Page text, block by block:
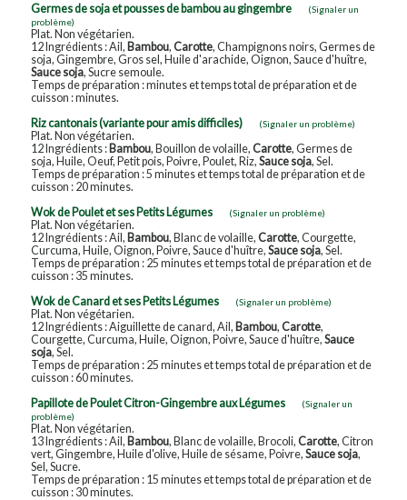
Germes de soja et pousses de bambou au gingembre
(Signaler un
problème)
Plat. Non végétarien.
12 Ingrédients : Ail, Bambou, Carotte, Champignons noirs, Germes de
soja, Gingembre, Gros sel, Huile d'arachide, Oignon, Sauce d'huître,
Sauce soja, Sucre semoule.
Temps de préparation : minutes et temps total de préparation et de
cuisson : minutes.
Riz cantonais (variante pour amis difficiles)
(Signaler un problème)
Plat. Non végétarien.
12 Ingrédients : Bambou, Bouillon de volaille, Carotte, Germes de
soja, Huile, Oeuf, Petit pois, Poivre, Poulet, Riz, Sauce soja, Sel.
Temps de préparation : 5 minutes et temps total de préparation et de
cuisson : 20 minutes.
Wok de Poulet et ses Petits Légumes
(Signaler un problème)
Plat. Non végétarien.
12 Ingrédients : Ail, Bambou, Blanc de volaille, Carotte, Courgette,
Curcuma, Huile, Oignon, Poivre, Sauce d'huître, Sauce soja, Sel.
Temps de préparation : 25 minutes et temps total de préparation et de
cuisson : 35 minutes.
Wok de Canard et ses Petits Légumes
(Signaler un problème)
Plat. Non végétarien.
12 Ingrédients : Aiguillette de canard, Ail, Bambou, Carotte,
Courgette, Curcuma, Huile, Oignon, Poivre, Sauce d'huître, Sauce
soja, Sel.
Temps de préparation : 25 minutes et temps total de préparation et de
cuisson : 60 minutes.
Papillote de Poulet Citron-Gingembre aux Légumes
(Signaler un
problème)
Plat. Non végétarien.
13 Ingrédients : Ail, Bambou, Blanc de volaille, Brocoli, Carotte, Citron
vert, Gingembre, Huile d'olive, Huile de sésame, Poivre, Sauce soja,
Sel, Sucre.
Temps de préparation : 15 minutes et temps total de préparation et de
cuisson : 30 minutes.